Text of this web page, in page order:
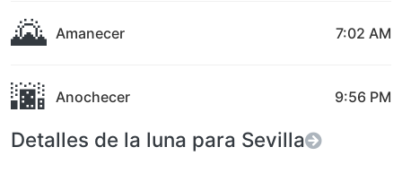
🌄 Amanecer 7:02 AM
🌆 Anochecer 9:56 PM
Detalles de la luna para Sevilla